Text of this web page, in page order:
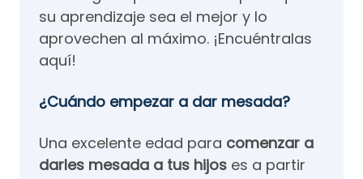
su aprendizaje sea el mejor y lo
aprovechen al máximo. ¡Encuéntralas
aquí!
¿Cuándo empezar a dar mesada?
Una excelente edad para comenzar a
darles mesada a tus hijos es a partir